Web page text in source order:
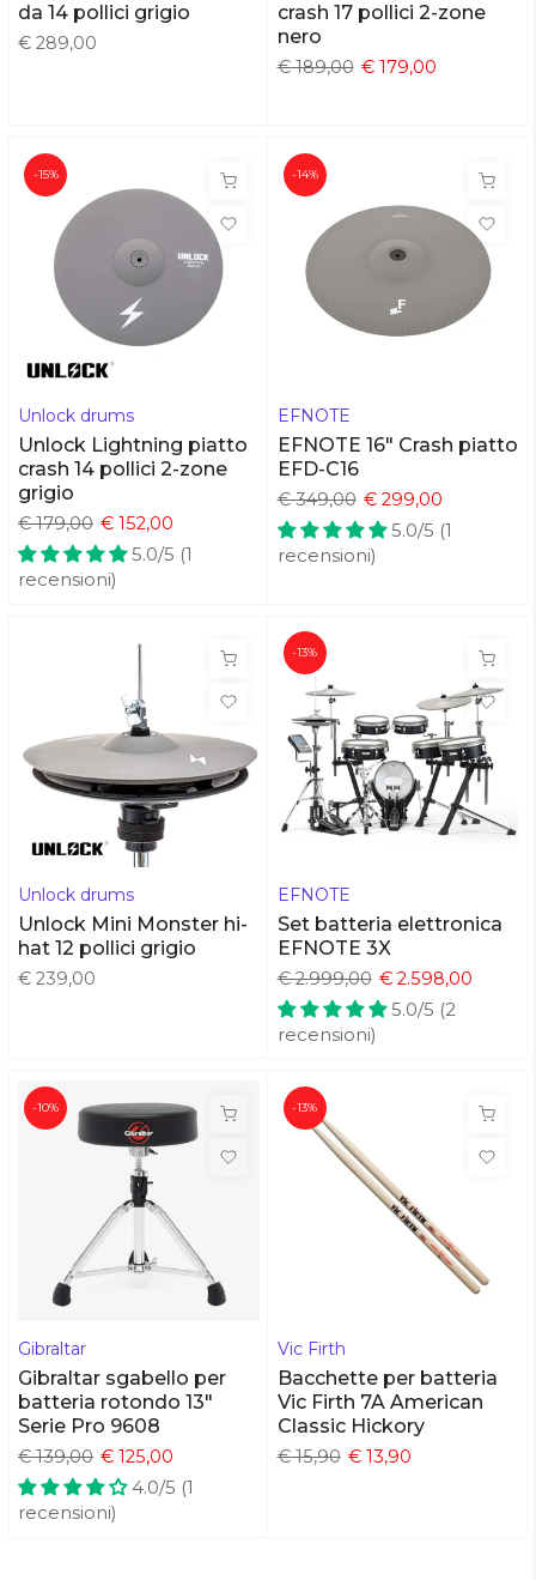
da 14 pollici grigio
€ 289,00
crash 17 pollici 2-zone
nero
€ 189,00 € 179,00
-15%
Unlock drums
Unlock Lightning piatto
crash 14 pollici 2-zone
grigio
€ 179,00 € 152,00
5.0/5 (1
recensioni)
-14%
EFNOTE
EFNOTE 16" Crash piatto
EFD-C16
€ 349,00 € 299,00
5.0/5 (1
recensioni)
Unlock drums
Unlock Mini Monster hi-
hat 12 pollici grigio
€ 239,00
-13%
EFNOTE
Set batteria elettronica
EFNOTE 3X
€ 2.999,00 € 2.598,00
5.0/5 (2
recensioni)
-10%
Gibraltar
Gibraltar sgabello per
batteria rotondo 13"
Serie Pro 9608
€ 139,00 € 125,00
4.0/5 (1
recensioni)
-13%
Vic Firth
Bacchette per batteria
Vic Firth 7A American
Classic Hickory
€ 15,90 € 13,90